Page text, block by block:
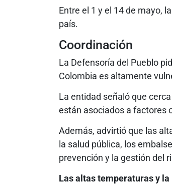
Entre el 1 y el 14 de mayo,
país.
Coordinación
La Defensoría del Pueblo
Colombia es altamente
La entidad señaló que
están asociados a factores
Además, advirtió que las
la salud pública, los
prevención y la gestión del
Las altas temperaturas y